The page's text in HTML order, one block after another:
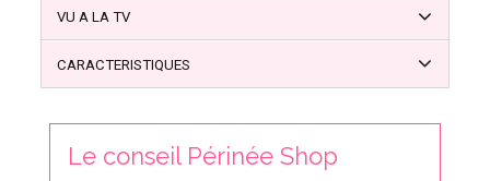
VU A LA TV
CARACTERISTIQUES
Le conseil Périnée Shop